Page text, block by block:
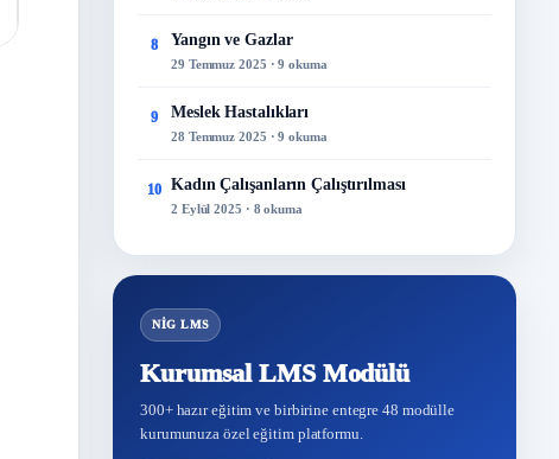
8 Yangın ve Gazlar
29 Temmuz 2025 · 9 okuma
9 Meslek Hastalıkları
28 Temmuz 2025 · 9 okuma
10 Kadın Çalışanların Çalıştırılması
2 Eylül 2025 · 8 okuma
NİG LMS
Kurumsal LMS Modülü
300+ hazır eğitim ve birbirine entegre 48 modülle
kurumunuza özel eğitim platformu.